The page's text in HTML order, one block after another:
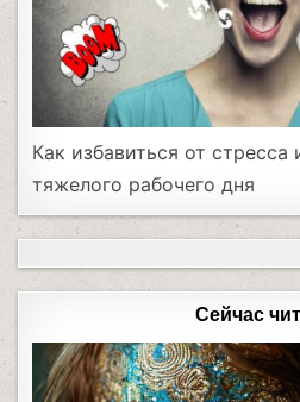
Как избавиться от стресса
тяжелого рабочего дня
Сейчас